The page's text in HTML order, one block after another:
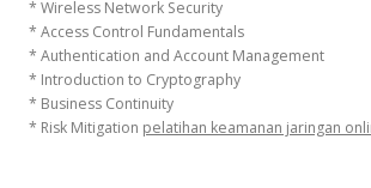
* Wireless Network Security
* Access Control Fundamentals
* Authentication and Account Management
* Introduction to Cryptography
* Business Continuity
* Risk Mitigation pelatihan keamanan jaringan